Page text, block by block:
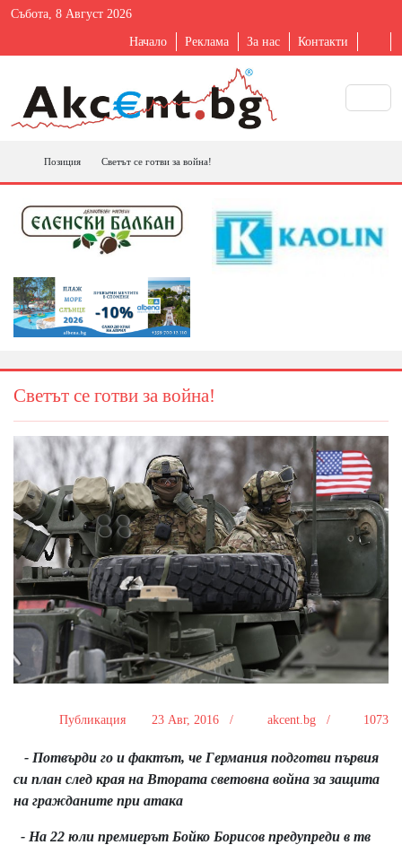
Събота, 8 Август 2026
Начало Реклама За нас Контакти
Позиция Светът се готви за война!
Светът се готви за война!
Публикация 23 Авг, 2016 / akcent.bg / 1073
- Потвърди го и фактът, че Германия подготви първия
си план след края на Втората световна война за защита
на гражданите при атака
- На 22 юли премиерът Бойко Борисов предупреди в тв